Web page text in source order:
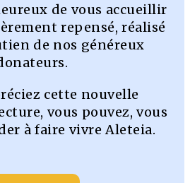
de vous accueillir
repensé, réalisé
de nos généreux
cette nouvelle
vous pouvez, vous
à faire vivre Aleteia.